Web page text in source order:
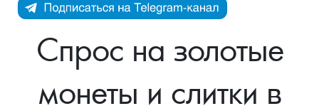
Каталог Монет
Инвестиционные монеты
Инфо
Как сделать заказ
ДоставкаСпрос на золотые
монеты и слитки в